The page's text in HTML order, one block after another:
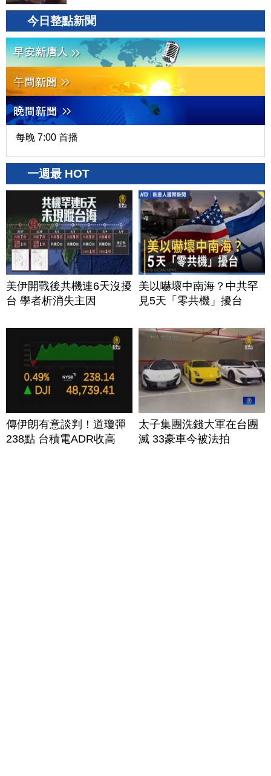
今日整點新聞
每晚 7:00 首播
一週最 HOT
美伊開戰後共機連6天沒擾
台 學者析消失主因
美以嚇壞中南海？中共罕
見5天「零共機」擾台
傳伊朗有意談判！道瓊彈
238點 台積電ADR收高
太子集團洗錢大軍在台團
滅 33豪車今被法拍